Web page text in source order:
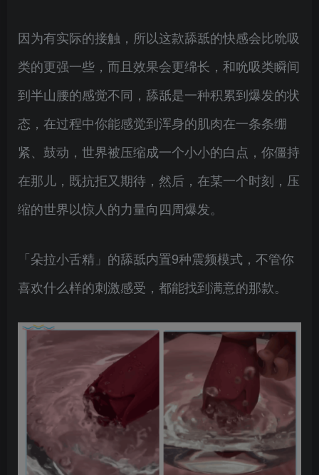
因为有实际的接触，所以这款舔舐的快感会比吮吸
类的更强一些，而且效果会更绵长，和吮吸类瞬间
到半山腰的感觉不同，舔舐是一种积累到爆发的状
态，在过程中你能感觉到浑身的肌肉在一条条绷
紧、鼓动，世界被压缩成一个小小的白点，你僵持
在那儿，既抗拒又期待，然后，在某一个时刻，压
缩的世界以惊人的力量向四周爆发。
「朵拉小舌精」的舔舐内置9种震频模式，不管你
喜欢什么样的刺激感受，都能找到满意的那款。